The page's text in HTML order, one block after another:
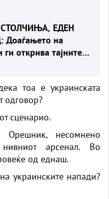
ЕДЕН
Доаѓањето на
ги открива тајните
тоа е украинската
одговор?
сценарио.
Орешник, несомнено
арсенал. Во
од еднаш.
украинските напади?